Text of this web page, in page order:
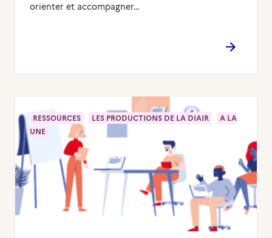
orienter et accompagner…
RESSOURCES LES PRODUCTIONS DE LA DIAIR
A LA
UNE